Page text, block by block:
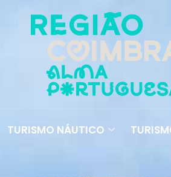
TURISMO NÁUTICO